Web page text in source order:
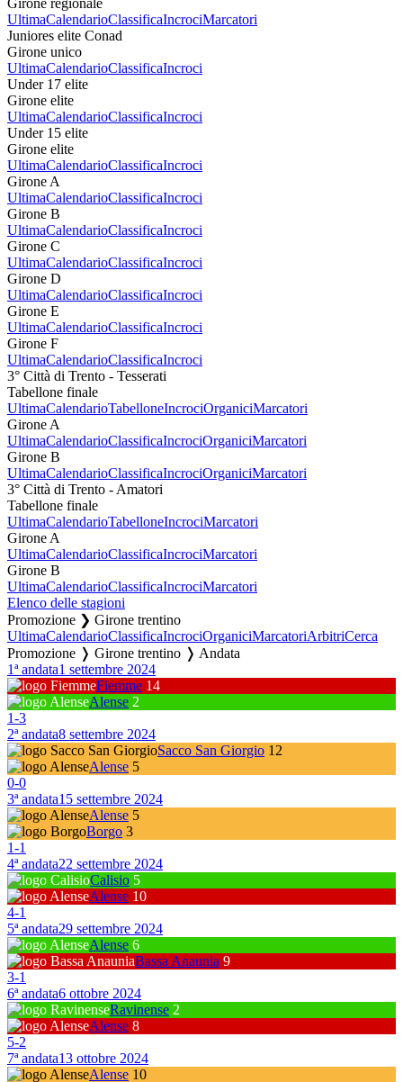
UltimaCalendarioClassificaIncrociMarcatori
Juniores elite Conad
Girone unico
UltimaCalendarioClassificaIncroci
Under 17 elite
Girone elite
UltimaCalendarioClassificaIncroci
Under 15 elite
Girone elite
UltimaCalendarioClassificaIncroci
Girone A
UltimaCalendarioClassificaIncroci
Girone B
UltimaCalendarioClassificaIncroci
Girone C
UltimaCalendarioClassificaIncroci
Girone D
UltimaCalendarioClassificaIncroci
Girone E
UltimaCalendarioClassificaIncroci
Girone F
UltimaCalendarioClassificaIncroci
3° Città di Trento - Tesserati
Tabellone finale
UltimaCalendarioTabelloneIncrociOrganiciMarcatori
Girone A
UltimaCalendarioClassificaIncrociOrganiciMarcatori
Girone B
UltimaCalendarioClassificaIncrociOrganiciMarcatori
3° Città di Trento - Amatori
Tabellone finale
UltimaCalendarioTabelloneIncrociMarcatori
Girone A
UltimaCalendarioClassificaIncrociMarcatori
Girone B
UltimaCalendarioClassificaIncrociMarcatori
Elenco delle stagioni
Promozione ❯ Girone trentino
UltimaCalendarioClassificaIncrociOrganiciMarcatoriArbitriCerca
Promozione ❭ Girone trentino ❭ Andata
1ª andata1 settembre 2024
Fiemme 14
Alense 2
1-3
2ª andata8 settembre 2024
Sacco San Giorgio 12
Alense 5
0-0
3ª andata15 settembre 2024
Alense 5
Borgo 3
1-1
4ª andata22 settembre 2024
Calisio 5
Alense 10
4-1
5ª andata29 settembre 2024
Alense 6
Bassa Anaunia 9
3-1
6ª andata6 ottobre 2024
Ravinense 2
Alense 8
5-2
7ª andata13 ottobre 2024
Alense 10